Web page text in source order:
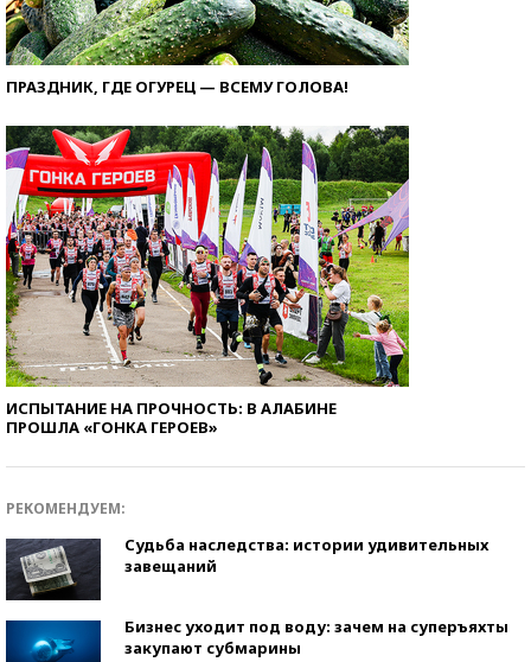
ПРАЗДНИК, ГДЕ ОГУРЕЦ — ВСЕМУ ГОЛОВА!
ИСПЫТАНИЕ НА ПРОЧНОСТЬ: В АЛАБИНЕ
ПРОШЛА «ГОНКА ГЕРОЕВ»
РЕКОМЕНДУЕМ:
Судьба наследства: истории удивительных
завещаний
Бизнес уходит под воду: зачем на суперъяхты
закупают субмарины